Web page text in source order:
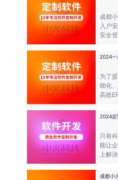
成都
入户
安全
公司
2024一
为了
细化
高效
ERP
2024定
只有
能让
上解
为了
成都小